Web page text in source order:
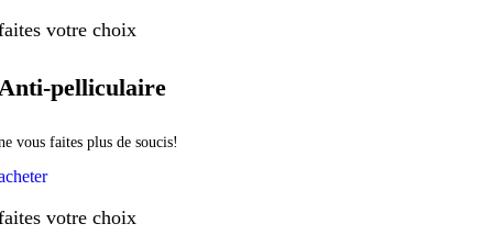
votre choix
pelliculaire
vous faites plus de soucis!
votre choix